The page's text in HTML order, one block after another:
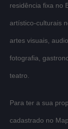
residência fixa no
artístico-culturais
artes visuais,
fotografia,
teatro.
Para ter a sua
cadastrado no